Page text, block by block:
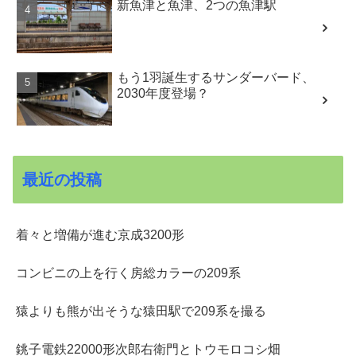
新魚津と魚津、2つの魚津駅
もう1羽誕生するサンダーバード、
2030年度登場？
最近の投稿
着々と増備が進む京成3200形
コンビニの上を行く房総カラーの209系
猿よりも熊が出そうな猿田駅で209系を撮る
銚子電鉄22000形次郎右衛門とトウモロコシ畑